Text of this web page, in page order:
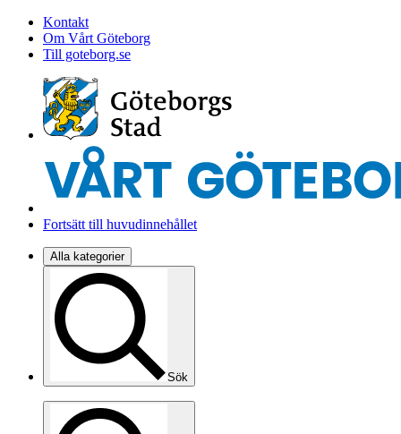
Kontakt
Om Vårt Göteborg
Till goteborg.se
Fortsätt till huvudinnehållet
Alla kategorier
Sök